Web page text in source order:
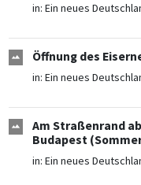
in: Ein neues
Öffnung des
in: Ein neues
Am Straßenrand
Budapest
in: Ein neues